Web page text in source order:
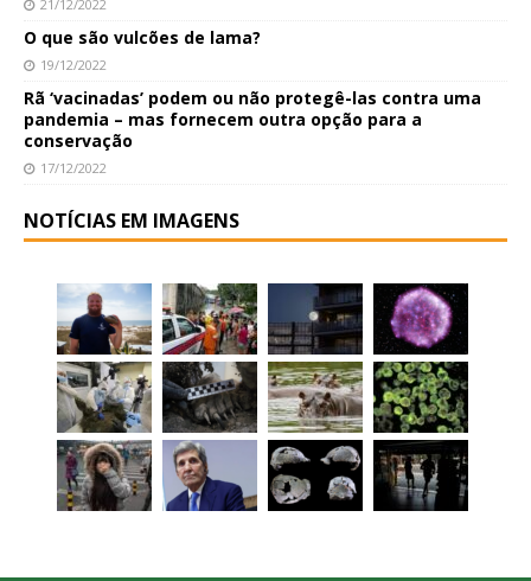
21/12/2022
O que são vulcões de lama?
19/12/2022
Rã ‘vacinadas’ podem ou não protegê-las contra uma
pandemia – mas fornecem outra opção para a
conservação
17/12/2022
NOTÍCIAS EM IMAGENS